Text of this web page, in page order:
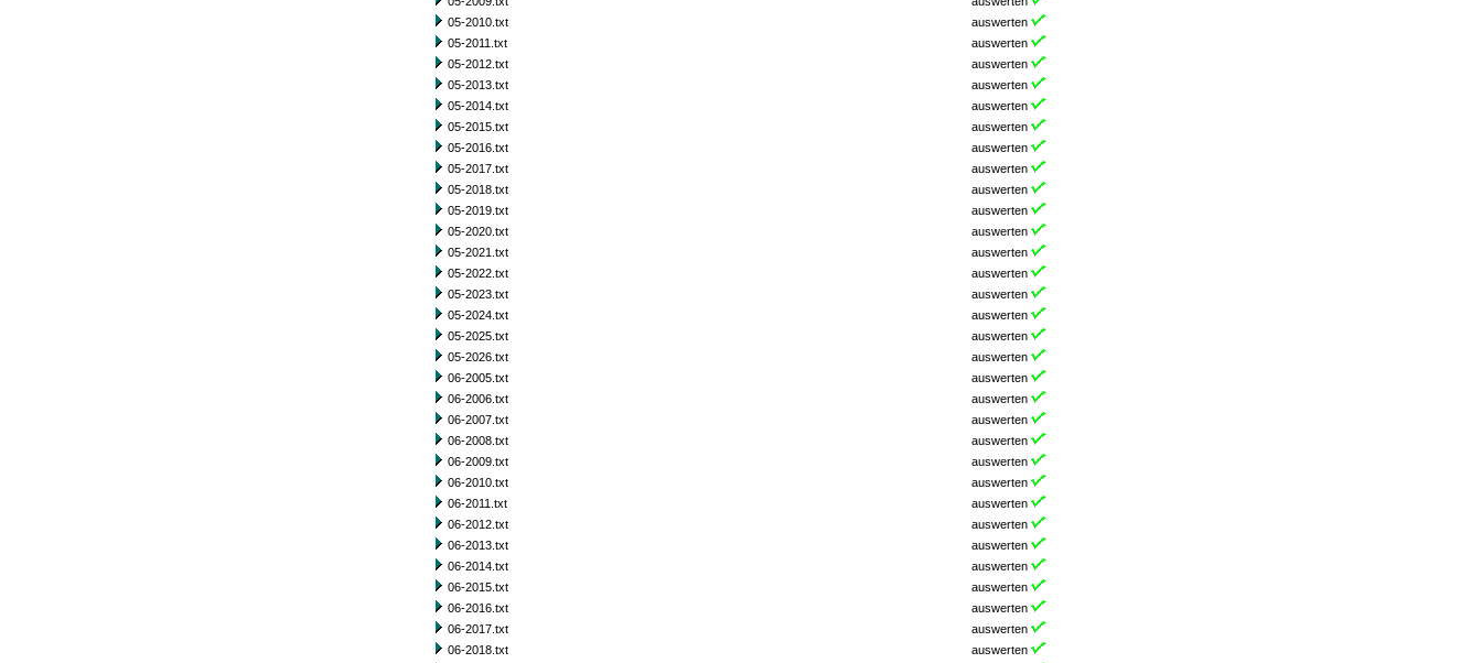
05-2010.txt
auswerten
05-2011.txt
auswerten
05-2012.txt
auswerten
05-2013.txt
auswerten
05-2014.txt
auswerten
05-2015.txt
auswerten
05-2016.txt
auswerten
05-2017.txt
auswerten
05-2018.txt
auswerten
05-2019.txt
auswerten
05-2020.txt
auswerten
05-2021.txt
auswerten
05-2022.txt
auswerten
05-2023.txt
auswerten
05-2024.txt
auswerten
05-2025.txt
auswerten
05-2026.txt
auswerten
06-2005.txt
auswerten
06-2006.txt
auswerten
06-2007.txt
auswerten
06-2008.txt
auswerten
06-2009.txt
auswerten
06-2010.txt
auswerten
06-2011.txt
auswerten
06-2012.txt
auswerten
06-2013.txt
auswerten
06-2014.txt
auswerten
06-2015.txt
auswerten
06-2016.txt
auswerten
06-2017.txt
auswerten
06-2018.txt
auswerten